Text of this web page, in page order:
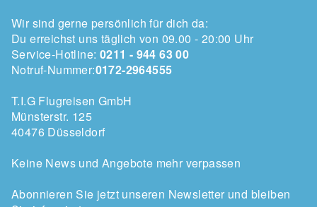
Wir sind gerne persönlich für dich da:
Du erreichst uns täglich von 09.00 - 20:00 Uhr
Service-Hotline: 0211 - 944 63 00
Notruf-Nummer:0172-2964555
T.I.G Flugreisen GmbH
Münsterstr. 125
40476 Düsseldorf
Keine News und Angebote mehr verpassen
Abonnieren Sie jetzt unseren Newsletter und bleiben